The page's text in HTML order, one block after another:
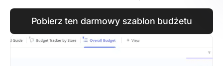
Pobierz ten darmowy szablon budżetu